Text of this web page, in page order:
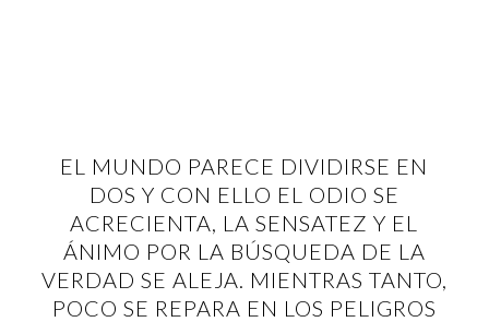
EL MUNDO PARECE DIVIDIRSE EN
DOS Y CON ELLO EL ODIO SE
ACRECIENTA, LA SENSATEZ Y EL
ÁNIMO POR LA BÚSQUEDA DE LA
VERDAD SE ALEJA. MIENTRAS TANTO,
POCO SE REPARA EN LOS PELIGROS